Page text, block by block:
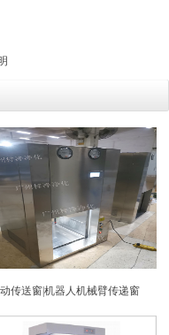
传送窗|机器人机械臂传递窗